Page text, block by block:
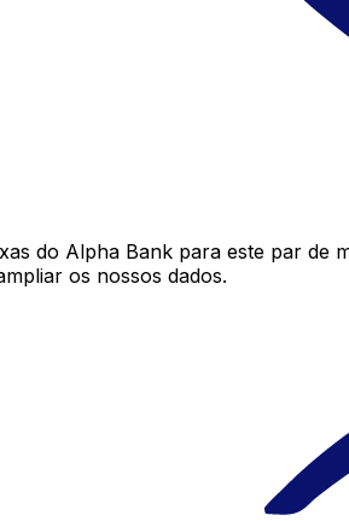
do Alpha Bank para este par de
os nossos dados.